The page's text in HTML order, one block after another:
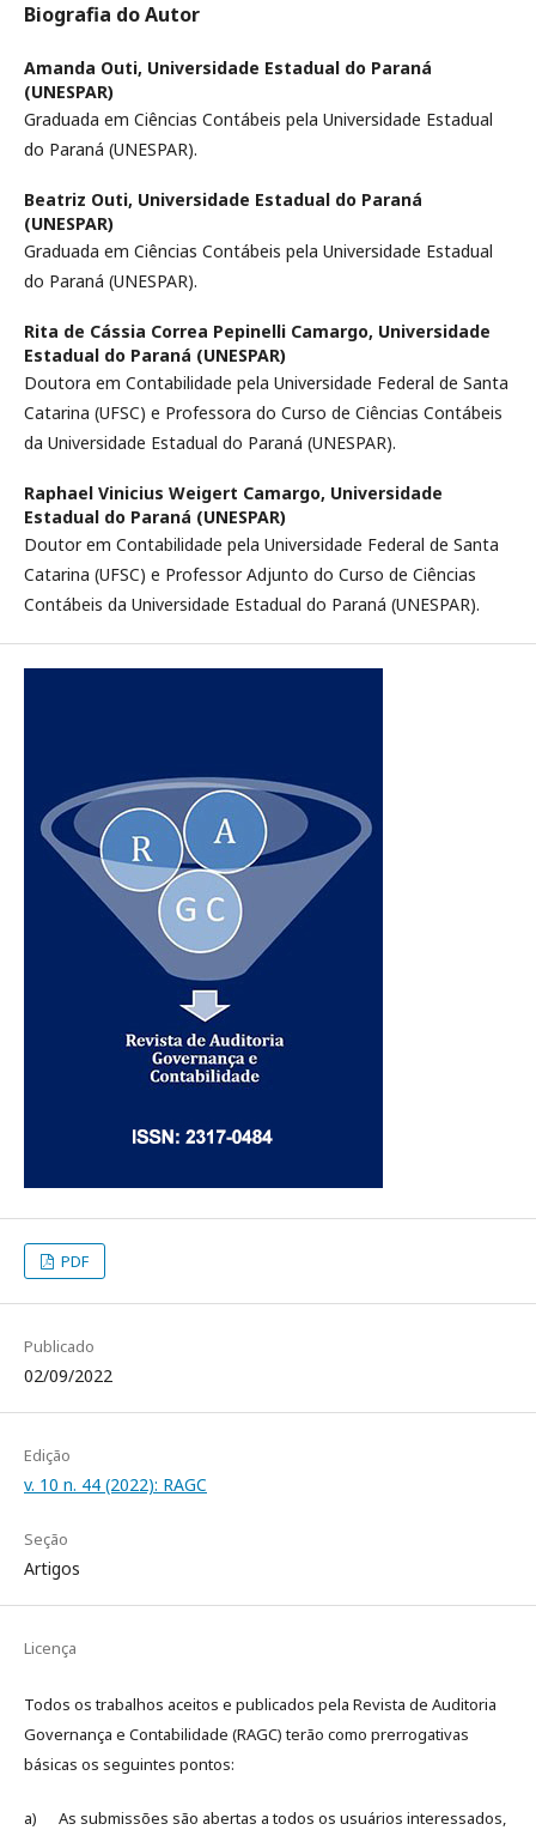
Biografia do Autor
Amanda Outi, Universidade Estadual do Paraná
(UNESPAR)
Graduada em Ciências Contábeis pela Universidade Estadual
do Paraná (UNESPAR).
Beatriz Outi, Universidade Estadual do Paraná
(UNESPAR)
Graduada em Ciências Contábeis pela Universidade Estadual
do Paraná (UNESPAR).
Rita de Cássia Correa Pepinelli Camargo, Universidade
Estadual do Paraná (UNESPAR)
Doutora em Contabilidade pela Universidade Federal de Santa
Catarina (UFSC) e Professora do Curso de Ciências Contábeis
da Universidade Estadual do Paraná (UNESPAR).
Raphael Vinicius Weigert Camargo, Universidade
Estadual do Paraná (UNESPAR)
Doutor em Contabilidade pela Universidade Federal de Santa
Catarina (UFSC) e Professor Adjunto do Curso de Ciências
Contábeis da Universidade Estadual do Paraná (UNESPAR).
PDF
Publicado
02/09/2022
Edição
v. 10 n. 44 (2022): RAGC
Seção
Artigos
Licença
Todos os trabalhos aceitos e publicados pela Revista de Auditoria
Governança e Contabilidade (RAGC) terão como prerrogativas
básicas os seguintes pontos:
a) As submissões são abertas a todos os usuários interessados,